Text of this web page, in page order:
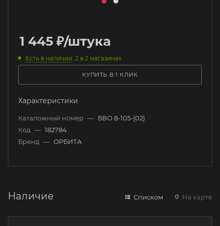
1 445 ₽/штука
Есть в наличии: 2 в 2 магазинах
КУПИТЬ В 1 КЛИК
Характеристики
Каталожный номер — БВО 8-105-(02)
Код — 182784
Бренд — ОРБИТА
Наличие Списком На карте